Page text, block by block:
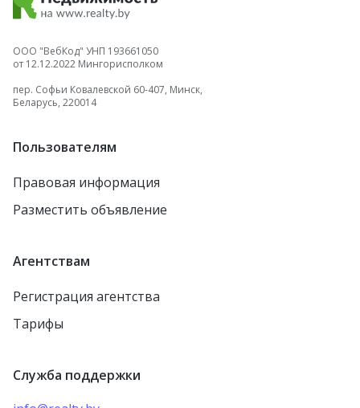
ООО "ВебКод" УНП 193661050
от 12.12.2022 Мингорисполком
пер. Софьи Ковалевской 60-407, Минск,
Беларусь, 220014
Пользователям
Правовая информация
Разместить объявление
Агентствам
Регистрация агентства
Тарифы
Служба поддержки